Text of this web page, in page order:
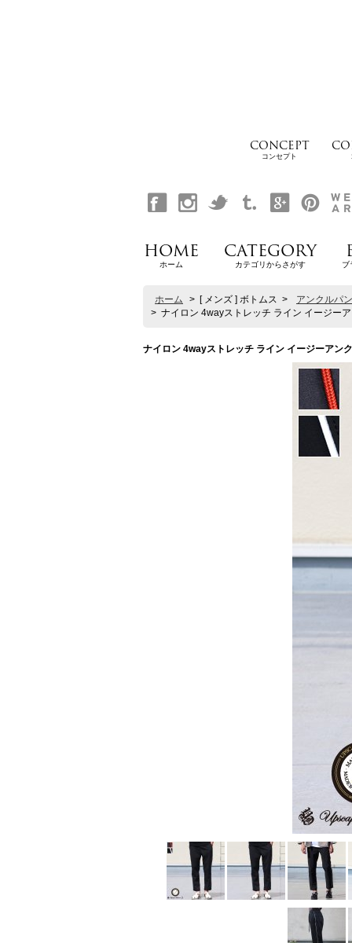
CONCEPT
コンセプト
HOME
ホーム
CATEGORY
カテゴリからさがす ブ
ホーム > [ メンズ ] ボトムス >
アンクルパ
> ナイロン 4wayストレッチ ライン イージー
ナイロン 4wayストレッチ ライン イージーア